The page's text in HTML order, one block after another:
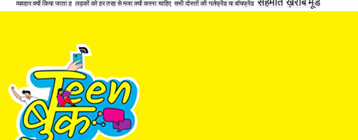
व्यवहार क्यों किया जाता ह लड़कों को हर तरह से मजा क्यों करना चाहिए सभी दोस्तों की गर्लफ्रेंड या बॉयफ्रेंड